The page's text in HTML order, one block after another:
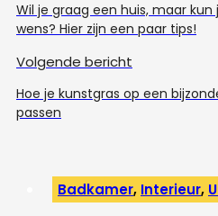
Wil je graag een huis, maar
wens? Hier zijn een paar tips!
Volgende bericht
Hoe je kunstgras op een
passen
Badkamer, Interieur,